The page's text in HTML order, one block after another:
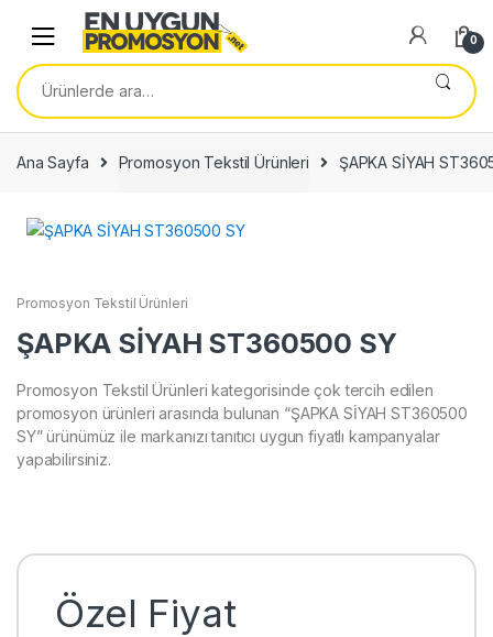
navigation
content
0
Ara:
Ana Sayfa Promosyon Tekstil Ürünleri ŞAPKA SİYAH
Promosyon Tekstil Ürünleri
ŞAPKA SİYAH ST360500 SY
Promosyon Tekstil Ürünleri kategorisinde çok tercih edilen
promosyon ürünleri arasında bulunan “ŞAPKA SİYAH ST360500
SY” ürünümüz ile markanızı tanıtıcı uygun fiyatlı kampanyalar
yapabilirsiniz.
Özel Fiyat